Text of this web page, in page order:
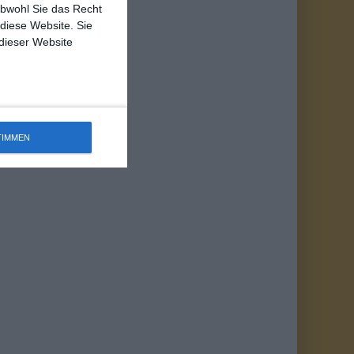
Sie das Recht
Website. Sie
Website